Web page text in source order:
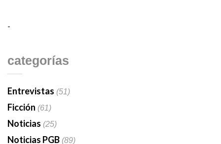
-
categorías
Entrevistas (51)
Ficción (61)
Noticias (25)
Noticias PGB(89)